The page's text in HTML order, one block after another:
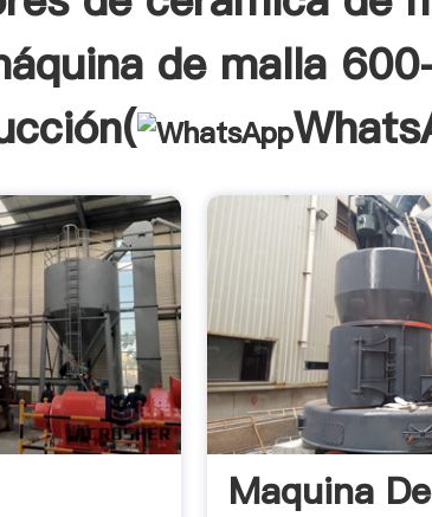
de malla
Maquina